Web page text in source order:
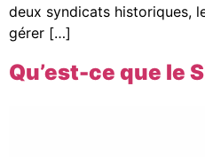
deux syndicats historiques,
gérer […]
Qu’est-ce que le